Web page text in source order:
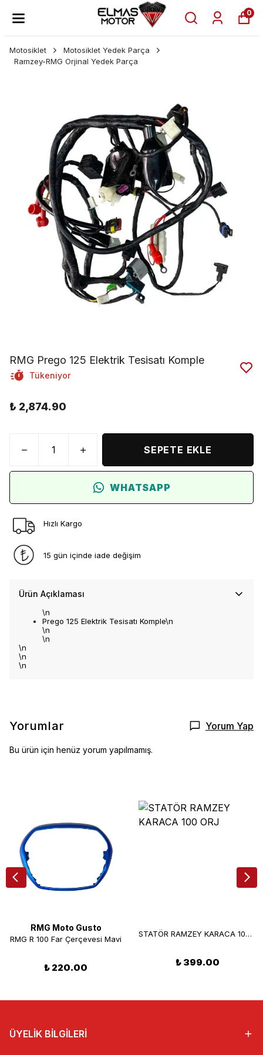
0
Motosiklet
Motosiklet Yedek Parça
Ramzey-RMG Orjinal Yedek Parça
RMG Prego 125 Elektrik Tesisatı Komple
Tükeniyor
₺ 2,874.90
SEPETE EKLE
WHATSAPP
Hızlı Kargo
15 gün içinde iade değişim
Ürün Açıklaması
\n
Prego 125 Elektrik Tesisatı Komple\n
\n
\n
\n
\n
\n
Yorumlar Yorum Yap
Bu ürün için henüz yorum yapılmamış.
RMG Moto Gusto
RMG R 100 Far Çerçevesi Mavi
₺ 220.00
STATÖR RAMZEY KARACA 100 ORJ
₺ 399.00
ÜYELİK BİLGİLERİ